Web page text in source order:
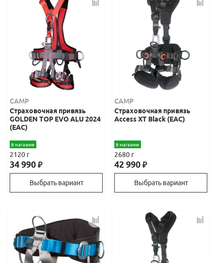
CAMP
Страховочная привязь
GOLDEN TOP EVO ALU 2024
(ЕАС)
В магазине
2120 г
34 990₽
Выбрать вариант
CAMP
Страховочная привязь
Access XT Black (EAC)
В магазине
2680 г
42 990₽
Выбрать вариант